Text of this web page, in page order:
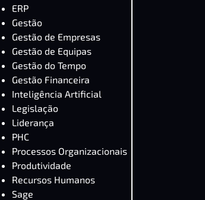
ERP
Gestão
Gestão de Empresas
Gestão de Equipas
Gestão do Tempo
Gestão Financeira
Inteligência Artificial
Legislação
Liderança
PHC
Processos Organizacionais
Produtividade
Recursos Humanos
Sage